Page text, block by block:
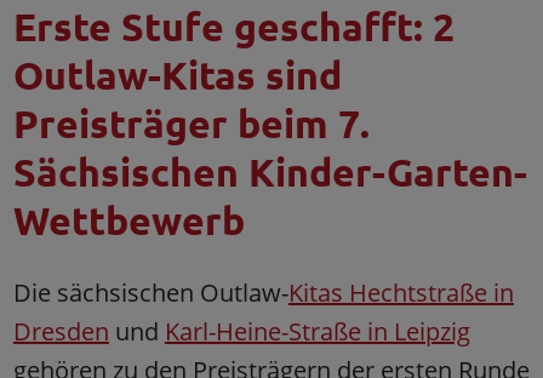
Erste Stufe geschafft: 2
Outlaw-Kitas sind
Preisträger beim 7.
Sächsischen Kinder-Garten-
Wettbewerb
Die sächsischen Outlaw-Kitas Hechtstraße in
Dresden und Karl-Heine-Straße in Leipzig
gehören zu den Preisträgern der ersten Runde